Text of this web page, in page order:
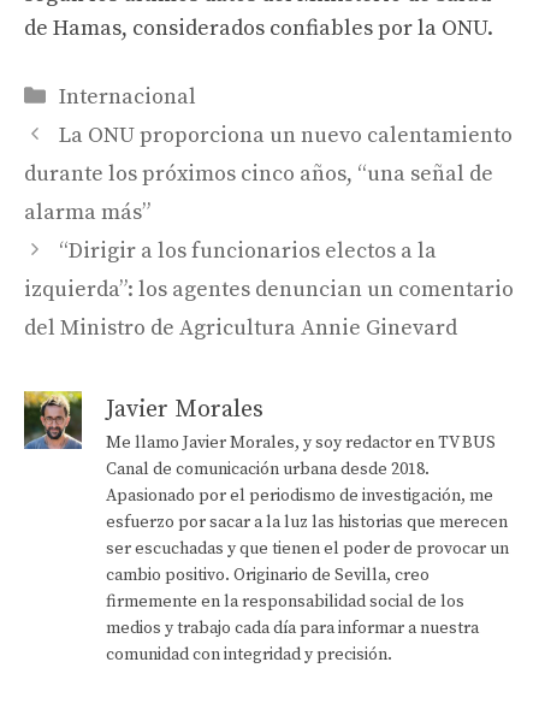
de Hamas, considerados confiables por la ONU.
Categorías
Internacional
La ONU proporciona un nuevo calentamiento
durante los próximos cinco años, “una señal de
alarma más”
“Dirigir a los funcionarios electos a la
izquierda”: los agentes denuncian un comentario
del Ministro de Agricultura Annie Ginevard
Javier Morales
Me llamo Javier Morales, y soy redactor en TV BUS
Canal de comunicación urbana desde 2018.
Apasionado por el periodismo de investigación, me
esfuerzo por sacar a la luz las historias que merecen
ser escuchadas y que tienen el poder de provocar un
cambio positivo. Originario de Sevilla, creo
firmemente en la responsabilidad social de los
medios y trabajo cada día para informar a nuestra
comunidad con integridad y precisión.